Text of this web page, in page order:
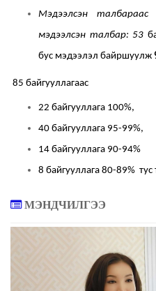
Мэдээлсэн
мэдээлсэн талбар: 53
бус мэдээлэл байршуулж
85 байгууллагаас
22 байгууллага 100%,
40 байгууллага 95-99%,
14 байгууллага 90-94%
8 байгууллага 80-89% тус
МЭНДЧИЛГЭЭ